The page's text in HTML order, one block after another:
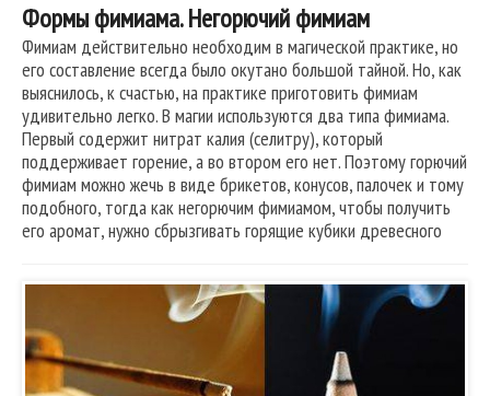
Формы фимиама. Негорючий фимиам
Фимиам действительно необходим в магической практике, но
его составление всегда было окутано большой тайной. Но, как
выяснилось, к счастью, на практике приготовить фимиам
удивительно легко. В магии используются два типа фимиама.
Первый содержит нитрат калия (селитру), который
поддерживает горение, а во втором его нет. Поэтому горючий
фимиам можно жечь в виде брикетов, конусов, палочек и тому
подобного, тогда как негорючим фимиамом, чтобы получить
его аромат, нужно сбрызгивать горящие кубики древесного